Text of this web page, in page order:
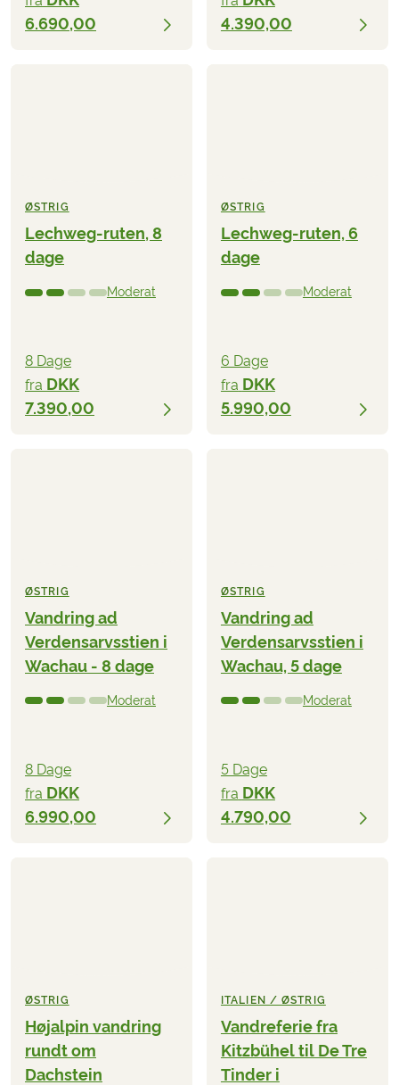
6.690,00
4.390,00
ØSTRIG
Lechweg-ruten, 8
dage
Moderat
8 Dage
fra DKK
7.390,00
ØSTRIG
Lechweg-ruten, 6
dage
Moderat
6 Dage
fra DKK
5.990,00
ØSTRIG
Vandring ad
Verdensarvsstien i
Wachau - 8 dage
Moderat
8 Dage
fra DKK
6.990,00
ØSTRIG
Vandring ad
Verdensarvsstien i
Wachau, 5 dage
Moderat
5 Dage
fra DKK
4.790,00
ØSTRIG
Højalpin vandring
rundt om
Dachstein
ITALIEN / ØSTRIG
Vandreferie fra
Kitzbühel til De Tre
Tinder i